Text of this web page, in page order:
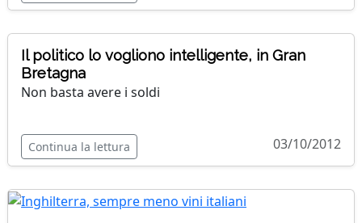
Il politico lo vogliono intelligente, in Gran
Bretagna
Non basta avere i soldi
Continua la lettura 03/10/2012